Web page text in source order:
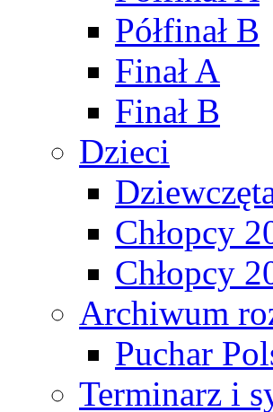
Półfinał B
Finał A
Finał B
Dzieci
Chłopcy
Chłopcy
Archiwum
Puchar
Terminarz i